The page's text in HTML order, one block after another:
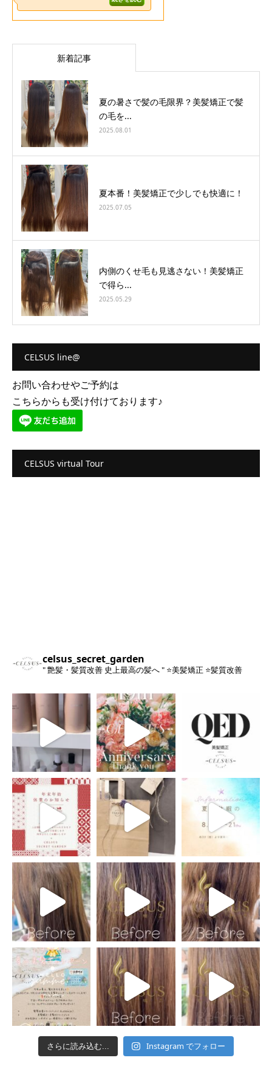
新着記事
夏の暑さで髪の毛限界？美髪矯正で髪
の毛を...
2025.08.01
夏本番！美髪矯正で少しでも快適に！
2025.07.05
内側のくせ毛も見逃さない！美髪矯正
で得ら...
2025.05.29
CELSUS line@
お問い合わせやご予約は
こちらからも受け付けております♪
CELSUS virtual Tour
celsus_secret_garden
" 艶髪・髪質改善 史上最高の髪へ " ⭐️美髪矯正 ⭐️髪質改善
さらに読み込む... Instagram でフォロー